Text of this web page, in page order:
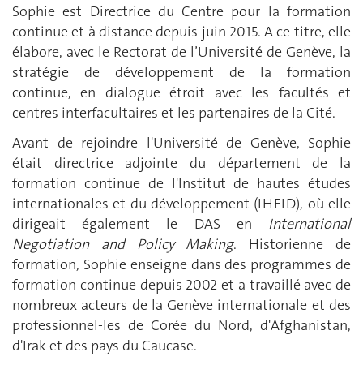
Sophie est Directrice du Centre pour la formation
continue et à distance depuis juin 2015. A ce titre, elle
élabore, avec le Rectorat de l’Université de Genève, la
stratégie de développement de la formation
continue, en dialogue étroit avec les facultés et
centres interfacultaires et les partenaires de la Cité.
Avant de rejoindre l'Université de Genève, Sophie
était directrice adjointe du département de la
formation continue de l'Institut de hautes études
internationales et du développement (IHEID), où elle
dirigeait également le DAS en International
Negotiation and Policy Making. Historienne de
formation, Sophie enseigne dans des programmes de
formation continue depuis 2002 et a travaillé avec de
nombreux acteurs de la Genève internationale et des
professionnel-les de Corée du Nord, d'Afghanistan,
d'Irak et des pays du Caucase.